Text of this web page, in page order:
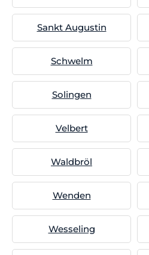
Sankt Augustin
Schwelm
Solingen
Velbert
Waldbröl
Wenden
Wesseling